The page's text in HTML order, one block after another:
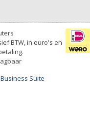
BTW, in euro's en
Business Suite